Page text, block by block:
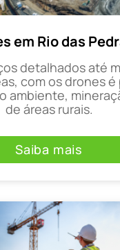
em Rio das
detalhados até
com os drones é
ambiente,
de áreas rurais.
Saiba mais